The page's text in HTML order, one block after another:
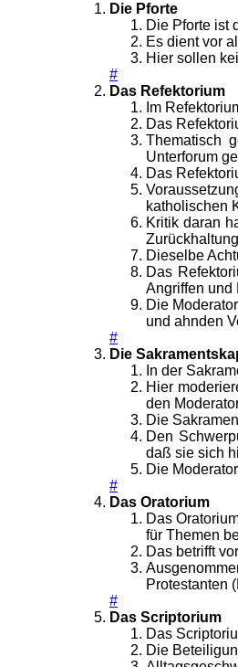
Die Pforte
Die Pforte ist
Es dient vor
Hier sollen
#
Das Refektorium
Im
Das
Thematisch
Unterforum
Das
katholischen
Kritik daran
Dieselbe
Das
Angriffen und
Die
und ahnden
#
Die
In der
Hier
den
Die
Den
daß sie sich
Die
#
Das Oratorium
Das
für Themen
Das betrifft
Protestanten
#
Das Scriptorium
Das
Die